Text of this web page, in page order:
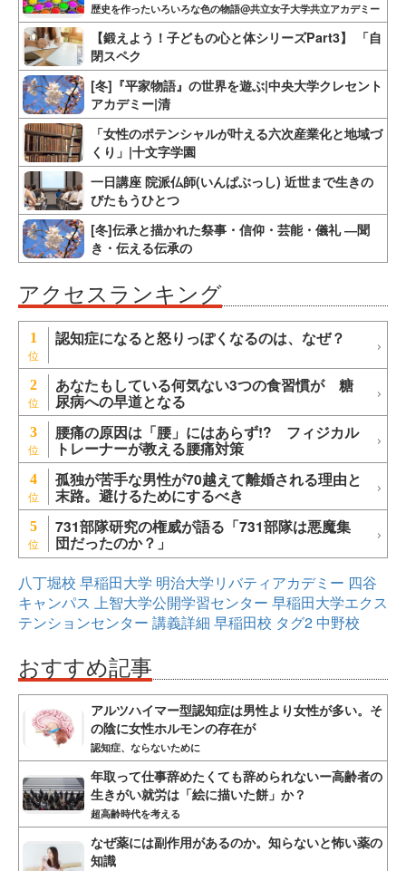
歴史を作ったいろいろな色の物語@共立女子大学共立アカデミー
【鍛えよう！子どもの心と体シリーズPart3】 「自
閉スペク
[冬]『平家物語』の世界を遊ぶ|中央大学クレセント
アカデミー|清
「女性のポテンシャルが叶える六次産業化と地域づ
くり」|十文字学園
一日講座 院派仏師(いんぱぶっし) 近世まで生きの
びたもうひとつ
[冬]伝承と描かれた祭事・信仰・芸能・儀礼 ―聞
き・伝える伝承の
アクセスランキング
1 認知症になると怒りっぽくなるのは、なぜ？
2 あなたもしている何気ない3つの食習慣が 糖
尿病への早道となる
3 腰痛の原因は「腰」にはあらず!? フィジカル
トレーナーが教える腰痛対策
4 孤独が苦手な男性が70越えて離婚される理由と
末路。避けるためにするべき
5 731部隊研究の権威が語る「731部隊は悪魔集
団だったのか？」
八丁堀校 早稲田大学 明治大学リバティアカデミー 四谷
キャンパス 上智大学公開学習センター 早稲田大学エクス
テンションセンター 講義詳細 早稲田校 タグ2 中野校
おすすめ記事
アルツハイマー型認知症は男性より女性が多い。そ
の陰に女性ホルモンの存在が
認知症、ならないために
年取って仕事辞めたくても辞められないー高齢者の
生きがい就労は「絵に描いた餅」か？
超高齢時代を考える
なぜ薬には副作用があるのか。知らないと怖い薬の
知識